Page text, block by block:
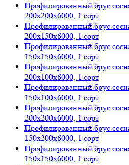
Профилированный брус
200х200х6000, 1 сорт
Профилированный брус
200х150х6000, 1 сорт
Профилированный брус
150х150х6000, 1 сорт
Профилированный брус
200х100х6000, 1 сорт
Профилированный брус
150х100х6000, 1 сорт
Профилированный брус
200х200х6000, 1 сорт
Профилированный брус
150х200х6000, 1 сорт
Профилированный брус
150х150х6000, 1 сорт